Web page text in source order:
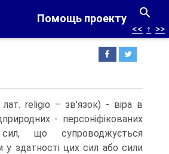
Помощь проекту
<< ↑ >>
лат. religio – зв'язок) - віра в
- персоніфікованих
що супроводжується
у здатності цих сил або сили